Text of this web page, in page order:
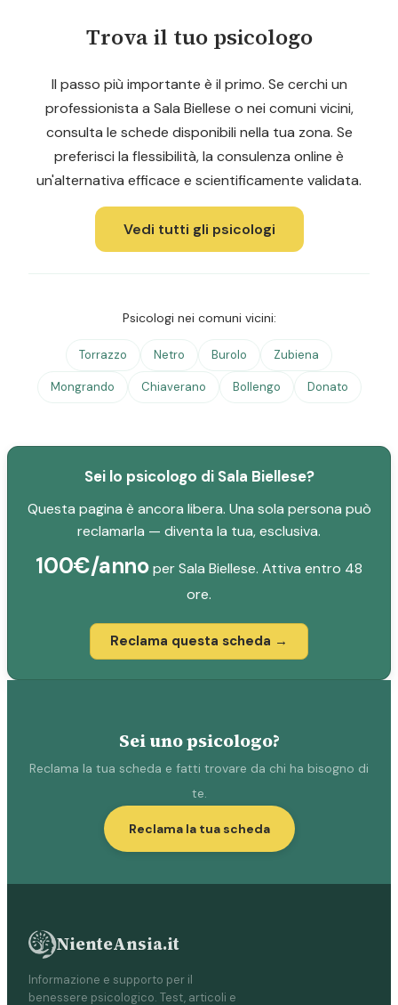
Trova il tuo psicologo
Il passo più importante è il primo. Se cerchi un
professionista a Sala Biellese o nei comuni vicini,
consulta le schede disponibili nella tua zona. Se
preferisci la flessibilità, la consulenza online è
un'alternativa efficace e scientificamente validata.
Vedi tutti gli psicologi
Psicologi nei comuni vicini:
Torrazzo Netro Burolo Zubiena
Mongrando Chiaverano Bollengo Donato
Sei lo psicologo di Sala Biellese?
Questa pagina è ancora libera. Una sola persona può
reclamarla — diventa la tua, esclusiva.
100€/annoper Sala Biellese. Attiva entro 48
ore.
Reclama questa scheda →
Sei uno psicologo?
Reclama la tua scheda e fatti trovare da chi ha bisogno di
te.
Reclama la tua scheda
NienteAnsia.it
Informazione e supporto per il
benessere psicologico. Test, articoli e